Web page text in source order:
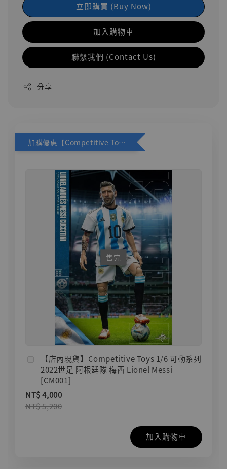
立即購買 (Buy Now)
加入購物車
聯繫我們 (Contact Us)
分享
加購優惠【Competitive Toys 梅西 [CM001]】
售完
【店內現貨】Competitive Toys 1/6 可動系列
2022世足 阿根廷隊 梅西 Lionel Messi
[CM001]
NT$ 4,000
NT$ 5,200
加入購物車